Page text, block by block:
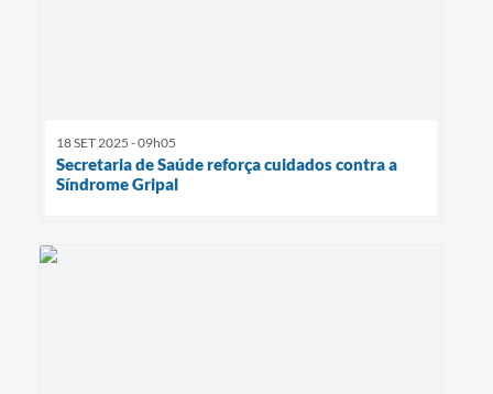
18 SET 2025 - 09h05
Secretaria de Saúde reforça cuidados contra a
Síndrome Gripal